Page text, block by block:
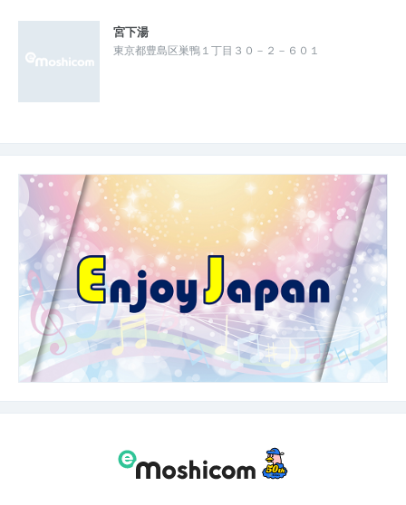
宮下湯
東京都豊島区巣鴨１丁目３０－２－６０１